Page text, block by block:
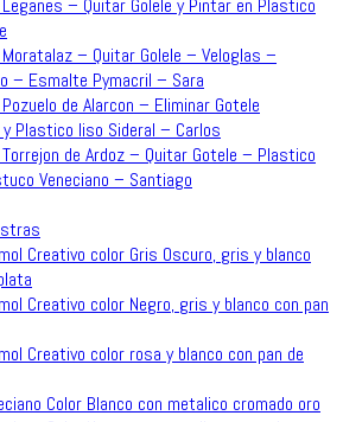
– Quitar Golele y Pintar en Plastico
– Quitar Golele – Veloglas –
– Esmalte Pymacril – Sara
de Alarcon – Eliminar Gotele
Plastico liso Sideral – Carlos
de Ardoz – Quitar Gotele – Plastico
Veneciano – Santiago
Creativo color Gris Oscuro, gris y blanco
Creativo color Negro, gris y blanco con pan
Creativo color rosa y blanco con pan de
Color Blanco con metalico cromado oro